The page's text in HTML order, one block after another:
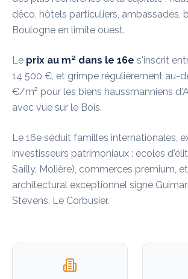
déco, hôtels particuliers, ambassades,
Boulogne en limite ouest.
Le prix au m² dans le 16e s'inscrit
14 500 €, et grimpe régulièrement au-
€/m² pour les biens haussmanniens
avec vue sur le Bois.
Le 16e séduit familles internationales,
investisseurs patrimoniaux : écoles
Sailly, Molière), commerces premium,
architectural exceptionnel signé
Stevens, Le Corbusier.